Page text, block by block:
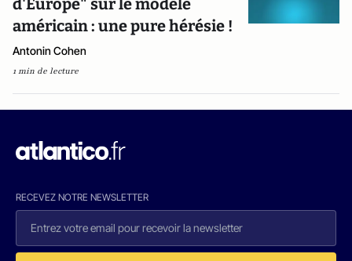
d'Europe" sur le modèle
américain : une pure hérésie !
Antonin Cohen
1 min de lecture
RECEVEZ NOTRE NEWSLETTER